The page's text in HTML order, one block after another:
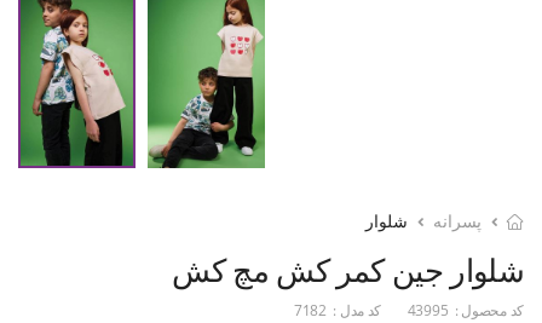
پسرانه شلوار
شلوار جین کمر کش مچ کش
کد محصول : 43995 کد مدل : 7182